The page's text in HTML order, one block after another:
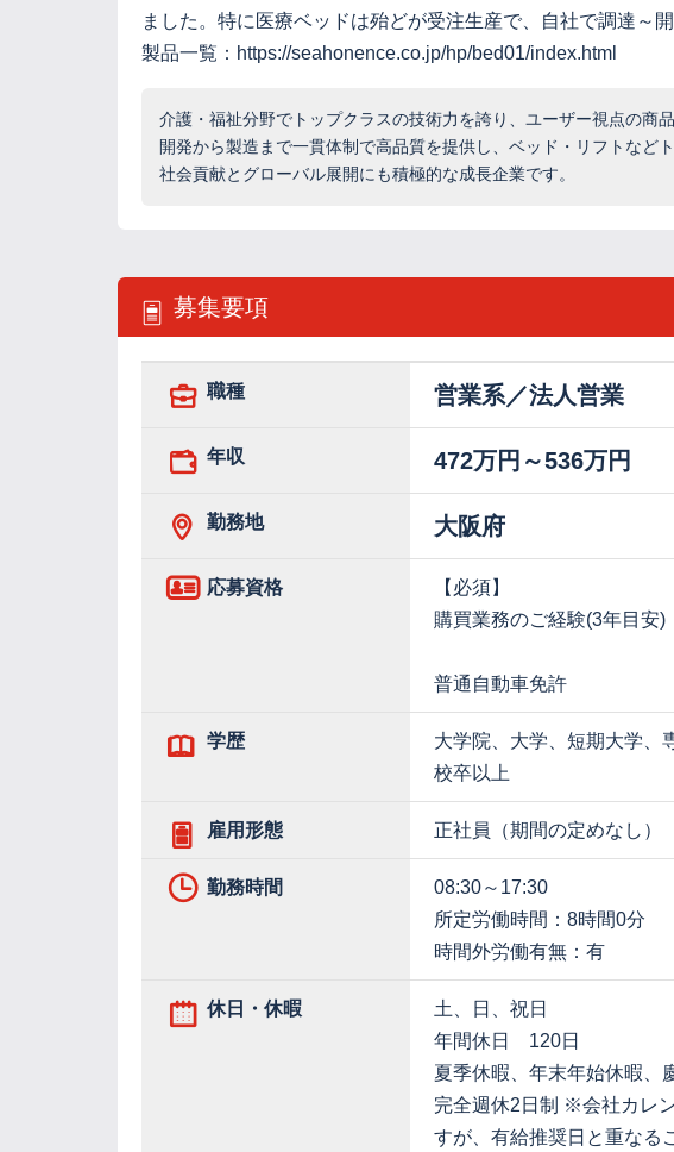
ました。特に医療ベッドは殆どが受注生産で、自社で調達～
製品一覧：https://seahonence.co.jp/hp/bed01/index.html
介護・福祉分野でトップクラスの技術力を誇り、ユーザー視点の商品
開発から製造まで一貫体制で高品質を提供し、ベッド・リフトなど
社会貢献とグローバル展開にも積極的な成長企業です。
募集要項
職種 営業系／法人営業
年収 472万円～536万円
勤務地 大阪府
応募資格
【必須】
購買業務のご経験(3年目安)
普通自動車免許
学歴
大学院、大学、短期大学、
校卒以上
雇用形態 正社員（期間の定めなし）
勤務時間
08:30～17:30
所定労働時間：8時間0分
時間外労働有無：有
休日・休暇
土、日、祝日
年間休日 120日
夏季休暇、年末年始休暇、
完全週休2日制 ※会社カレ
すが、有給推奨日と重なる